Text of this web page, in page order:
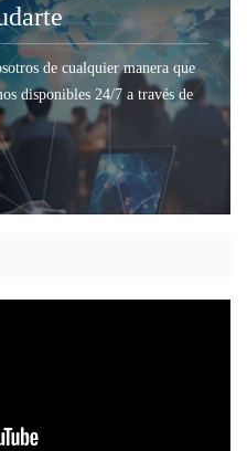
de cualquier manera que
disponibles 24/7 a través de